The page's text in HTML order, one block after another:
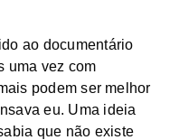
ao documentário
uma vez com
podem ser melhor
eu. Uma ideia
que não existe